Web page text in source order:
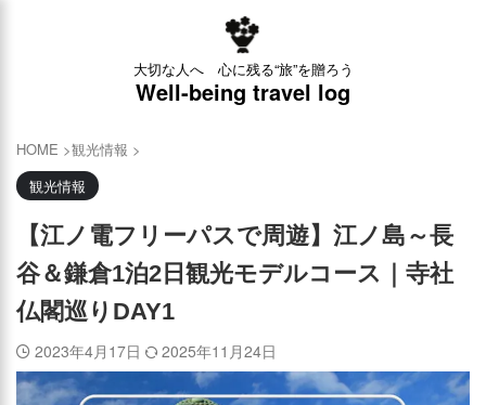
大切な人へ 心に残る“旅”を贈ろう
Well-being travel log
HOME >観光情報 >
観光情報
【江ノ電フリーパスで周遊】江ノ島～長
谷＆鎌倉1泊2日観光モデルコース｜寺社
仏閣巡りDAY1
2023年4月17日 2025年11月24日